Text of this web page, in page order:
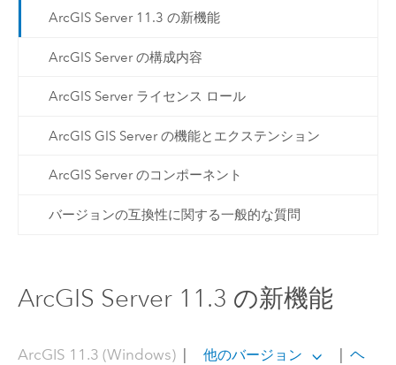
ArcGIS Server 11.3 の新機能
ArcGIS Server の構成内容
ArcGIS Server ライセンス ロール
ArcGIS GIS Server の機能とエクステンション
ArcGIS Server のコンポーネント
バージョンの互換性に関する一般的な質問
ArcGIS Server 11.3 の新機能
ArcGIS 11.3 (Windows)| 他のバージョン | ヘ